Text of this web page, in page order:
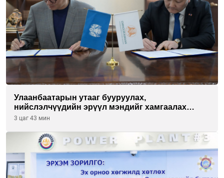
Улаанбаатарын утааг бууруулах,
нийслэлчүүдийн эрүүл мэндийг хамгаалах
төслийг “Чингис хаан баялгийн сан нэгдэл” ХХК-
3 цаг 43 мин